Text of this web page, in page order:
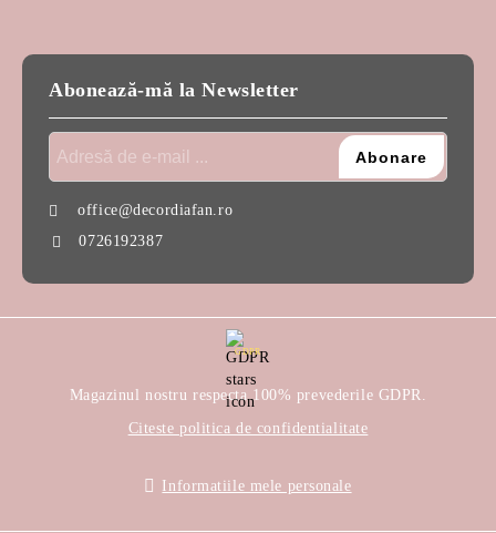
Abonează-mă la Newsletter
office@decordiafan.ro
0726192387
GDPR
Magazinul nostru respecta 100% prevederile GDPR.
Citeste politica de confidentialitate
Informatiile mele personale